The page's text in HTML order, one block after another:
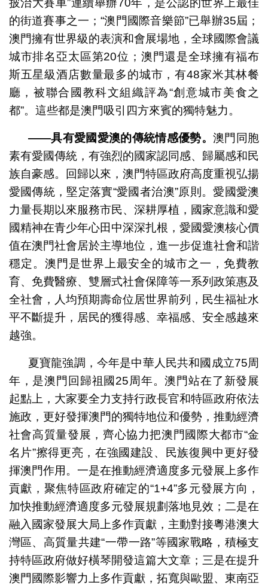
披治大賽車”連續舉辦70年，是公認的世界上最佳
的街道賽事之一；“澳門國際音樂節”已舉辦35屆；
澳門擁有世界級的表演和會展場地，全球國際會議
城市排名亞太區第20位；澳門還是全球擁有福布
斯五星級酒店數量最多的城市，有48家米其林餐
廳，被聯合國教科文組織評為“創意城市美食之
都”。這些都是澳門吸引四方來賓的獨特魅力。
——具有愛國愛澳的傳統情感優勢。澳門同胞
素有愛國傳統，有強烈的國家認同感、歸屬感和民
族自豪感。回歸以來，澳門特區政府高度重視弘揚
愛國傳統，堅定落實“愛國者治澳”原則。愛國愛澳
力量長期以來服務市民、深耕厚植，國家意識和愛
國精神在青少年心田中深深扎根，愛國愛澳核心價
值在澳門社會居於主導地位，進一步促進社會和諧
穩定。澳門是世界上最安全的城市之一，免費教
育、免費醫療、雙層式社會保障等一系列政策惠及
全社會，人均預期壽命位居世界前列，民生福祉水
平不斷提升，居民的獲得感、幸福感、安全感越來
越強。
夏寶龍強調，今年是中華人民共和國成立75周
年，是澳門回歸祖國25周年。澳門站在了新發展
起點上，大家要全力支持行政長官和特區政府依法
施政，更好發揮澳門的獨特地位和優勢，推動經濟
社會高質量發展，齊心協力把澳門國際大都市“金
名片”擦得更亮，在強國建設、民族復興中更好發
揮澳門作用。一是在推動經濟適度多元發展上多作
貢獻，聚焦特區政府確定的“1+4”多元發展方向，
加快推動經濟適度多元發展規劃落地見效；二是在
融入國家發展大局上多作貢獻，主動對接粵港澳大
灣區、高質量共建“一帶一路”等國家戰略，積極支
持特區政府做好橫琴開發這篇大文章；三是在提升
澳門國際影響力上多作貢獻，拓寬與歐盟、東南亞